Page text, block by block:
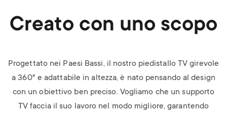
Creato con uno scopo
Progettato nei Paesi Bassi, il nostro piedistallo TV girevole
a 360° e adattabile in altezza,è nato pensando al design
con un obiettivo ben preciso. Vogliamo che un supporto
TV faccia il suo lavoro nel modo migliore, garantendo